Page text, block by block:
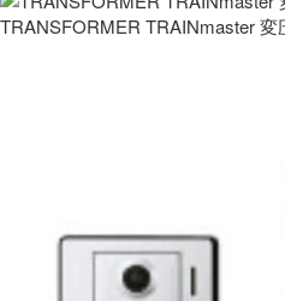
TRANSFORMER TRAINmaster